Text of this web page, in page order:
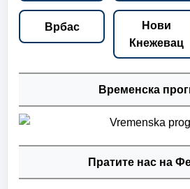
Врбас
Нови
Кнежевац
Временска
Пратите нас на